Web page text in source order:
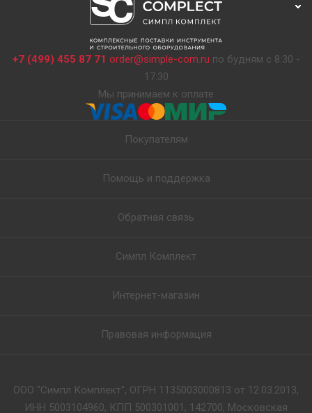
+7 (499) 455 87 71 order@simple-com.ru по будням с 8:30 -
17:30
Мы принимаем к оплате
Покупателям
Помощь и поддержка
Обратная связь
Симпл Комплект
Интернет-магазин
Правовая информация
ООО "Симпл Комплект", ОГРН 1135003000813 от 12.03.2013,
ИНН 5003104960, КПП 500301001, 142700, Московская